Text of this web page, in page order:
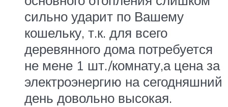
сильно ударит по Вашему
кошельку, т.к. для всего
деревянного дома потребуется
не мене 1 шт./комнату,а цена за
электроэнергию на сегодняшний
день довольно высокая.